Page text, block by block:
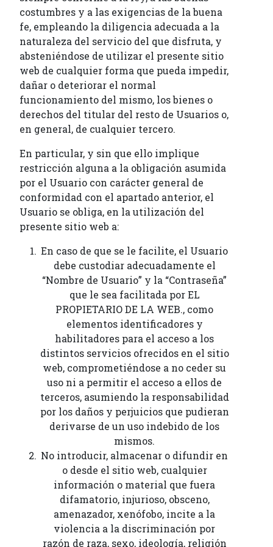
costumbres y a las exigencias de la buena
fe, empleando la diligencia adecuada a la
naturaleza del servicio del que disfruta, y
absteniéndose de utilizar el presente sitio
web de cualquier forma que pueda impedir,
dañar o deteriorar el normal
funcionamiento del mismo, los bienes o
derechos del titular del resto de Usuarios o,
en general, de cualquier tercero.
En particular, y sin que ello implique
restricción alguna a la obligación asumida
por el Usuario con carácter general de
conformidad con el apartado anterior, el
Usuario se obliga, en la utilización del
presente sitio web a:
En caso de que se le facilite, el Usuario
debe custodiar adecuadamente el
“Nombre de Usuario” y la “Contraseña”
que le sea facilitada por EL
PROPIETARIO DE LA WEB., como
elementos identificadores y
habilitadores para el acceso a los
distintos servicios ofrecidos en el sitio
web, comprometiéndose a no ceder su
uso ni a permitir el acceso a ellos de
terceros, asumiendo la responsabilidad
por los daños y perjuicios que pudieran
derivarse de un uso indebido de los
mismos.
No introducir, almacenar o difundir en
o desde el sitio web, cualquier
información o material que fuera
difamatorio, injurioso, obsceno,
amenazador, xenófobo, incite a la
violencia a la discriminación por
razón de raza, sexo, ideología, religión